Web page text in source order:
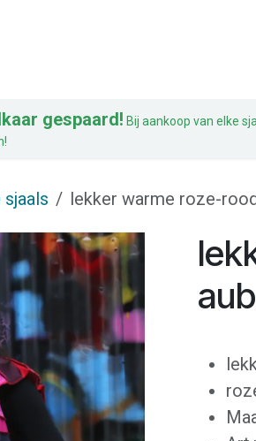
gespaard! Bij aankoop van elke
lekker warme roze-